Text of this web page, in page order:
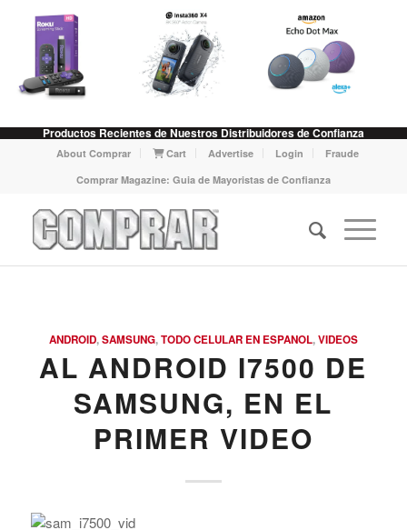
Productos Recientes de Nuestros Distribuidores de Confianza
About Comprar Cart Advertise Login
Fraude
Comprar Magazine: Guia de Mayoristas de Confianza
ANDROID,SAMSUNG,TODO CELULAR EN ESPANOL,VIDEOS
AL ANDROID I7500 DE
SAMSUNG, EN EL
PRIMER VIDEO